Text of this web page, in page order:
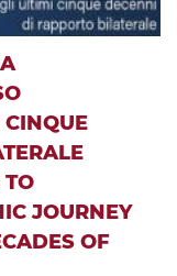
CINQUE
TO
JOURNEY
OF